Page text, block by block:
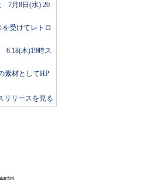
7月8日(水) 20
受けてレトロ
6.18(木)19時ス
素材としてHP
リリースを見る